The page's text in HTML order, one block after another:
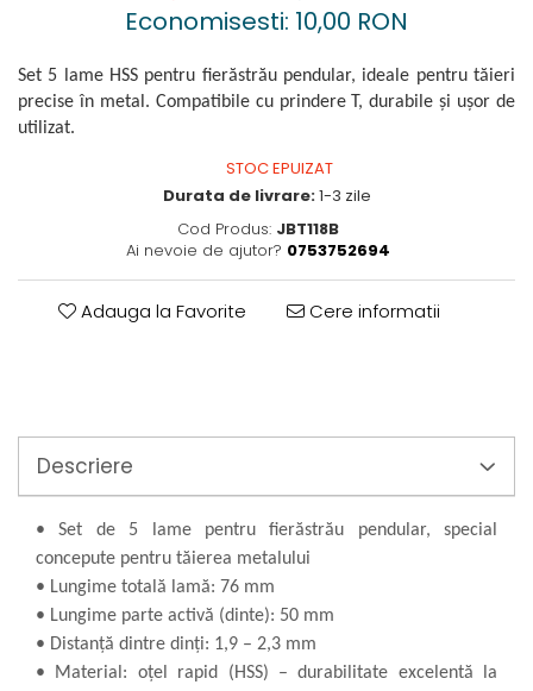
Pompă, hidrofor
Hidrofoare
Presostate/Regulatoare de
Prelate și Folii de Protecție
Accesorii rindele
Scule electrice
Fierăstrău circular
Mixere mortar
Motoare electrice
Pistoale de bătut cuie
Polizoare
Seturi aparate electrice
Testere electrice
Economisesti: 10,00 RON
Set 5 lame HSS pentru fierăstrău pendular, ideale pentru tăieri
precise în metal. Compatibile cu prindere T, durabile și ușor de
utilizat.
STOC EPUIZAT
Durata de livrare:1-3 zile
Cod Produs: JBT118B
Ai nevoie de ajutor? 0753752694
Adauga la Favorite Cere informatii
Descriere
• Set de 5 lame pentru fierăstrău pendular, special
concepute pentru tăierea metalului
• Lungime totală lamă: 76 mm
• Lungime parte activă (dinte): 50 mm
• Distanță dintre dinți: 1,9 – 2,3 mm
• Material: oțel rapid (HSS) – durabilitate excelentă la